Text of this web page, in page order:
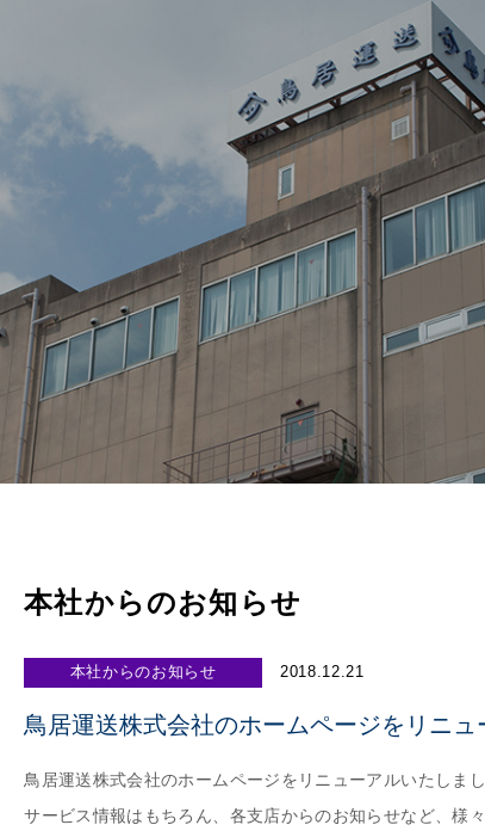
本社からのお知らせ
本社からのお知らせ 2018.12.21
鳥居運送株式会社のホームページをリニュ
鳥居運送株式会社のホームページをリニューアルいたしまし
サービス情報はもちろん、各支店からのお知らせなど、様